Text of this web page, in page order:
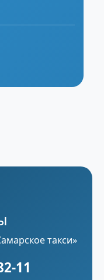
такси»
11